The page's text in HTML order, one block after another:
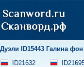
Дуэли ID15443 Галина
ID21632